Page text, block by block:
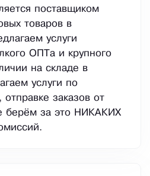
поставщиком
товаров в
услуги
ОПТа и крупного
на складе в
услуги по
отправке заказов от
берём за это НИКАКИХ